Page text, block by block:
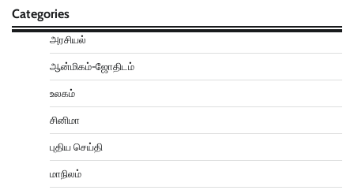
Categories
அரசியல்
ஆன்மிகம்-ஜோதிடம்
உலகம்
சினிமா
புதிய செய்தி
மாநிலம்